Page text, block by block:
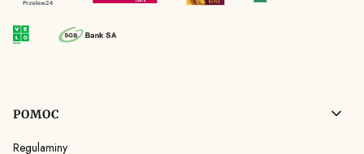
Linki w stopce
POMOC
Regulaminy